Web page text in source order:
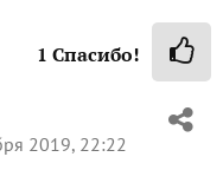
1 Спасибо!
2019, 22:22